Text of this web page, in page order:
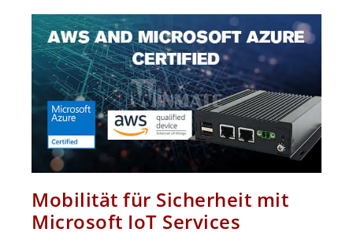
Mobilität für Sicherheit mit
Microsoft IoT Services